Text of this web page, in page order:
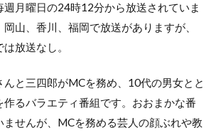
月曜日の24時12分から放送されていま
山、香川、福岡で放送がありますが、
放送なし。
と三四郎がMCを務め、10代の男女とと
作るバラエティ番組です。おおまかな番
せんが、MCを務める芸人の顔ぶれや教